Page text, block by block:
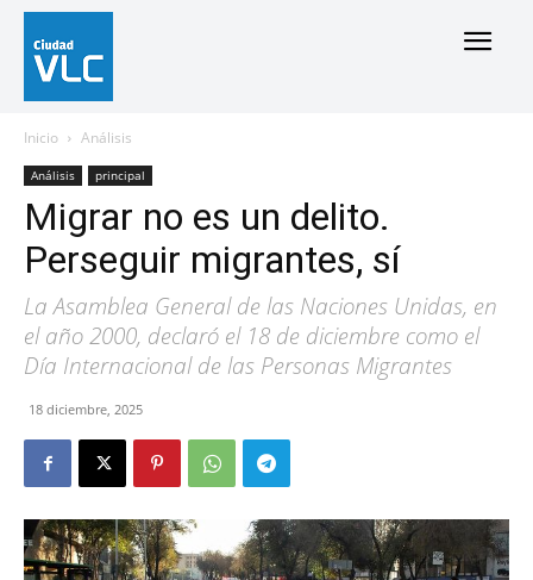
Inicio Análisis
Análisis principal
Migrar no es un delito.
Perseguir migrantes, sí
La Asamblea General de las Naciones Unidas, en
el año 2000, declaró el 18 de diciembre como el
Día Internacional de las Personas Migrantes
18 diciembre, 2025